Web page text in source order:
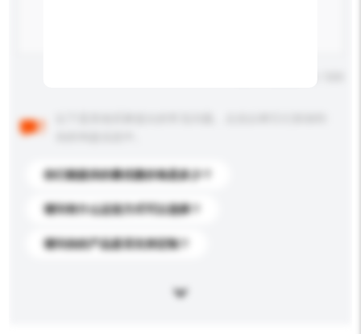
你们能提供的最优惠价格是多少？
请问有什么运送方式可以选择？
请问你的产品是否支持定制？